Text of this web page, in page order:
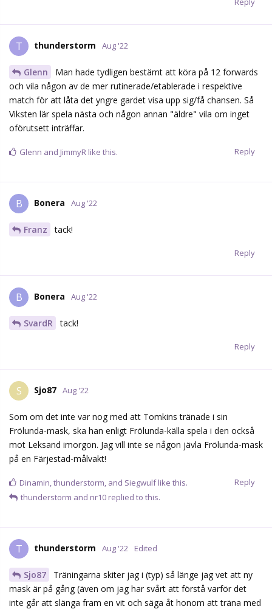
T thunderstorm Aug '22
Glenn
Man hade tydligen bestämt att köra på 12 forwards
och vila någon av de mer rutinerade/etablerade i respektive
match för att låta det yngre gardet visa upp sig/få chansen. Så
Viksten lär spela nästa och någon annan "äldre" vila om inget
oförutsett inträffar.
Reply
Glenn and JimmyR like this.
B Bonera Aug '22
Franz tack!
Reply
B Bonera Aug '22
SvardR tack!
Reply
S Sjo87 Aug '22
Som om det inte var nog med att Tomkins tränade i sin
Frölunda-mask, ska han enligt Frölunda-källa spela i den också
mot Leksand imorgon. Jag vill inte se någon jävla Frölunda-mask
på en Färjestad-målvakt!
Reply
Dinamin,thunderstorm, and Siegwulflike this.
thunderstorm and nr10 replied to this.
T thunderstorm Aug '22 Edited
Sjo87
Träningarna skiter jag i (typ) så länge jag vet att ny
mask är på gång (även om jag har svårt att förstå varför det
inte går att slänga fram en vit och säga åt honom att träna med